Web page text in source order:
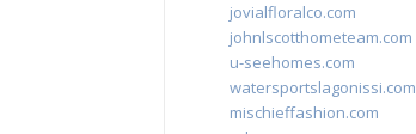
jovialfloralco.com
johnlscotthometeam.com
u-seehomes.com
watersportslagonissi.com
mischieffashion.com